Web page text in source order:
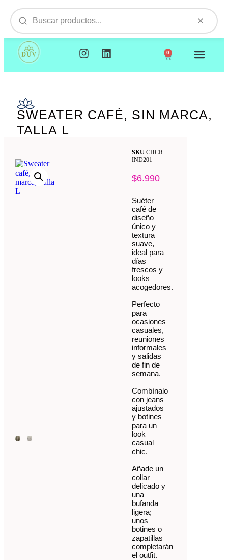
0
SWEATER CAFÉ, SIN MARCA,
TALLA L
SKUCHCR-
IND201
$6.990
Suéter
café de
diseño
único y
textura
suave,
ideal para
días
frescos y
looks
acogedores.
Perfecto
para
ocasiones
casuales,
reuniones
informales
y salidas
de fin de
semana.
Combínalo
con jeans
ajustados
y botines
para un
look
casual
chic.
Añade un
collar
delicado y
una
bufanda
ligera;
unos
botines o
zapatillas
completarán
el outfit.